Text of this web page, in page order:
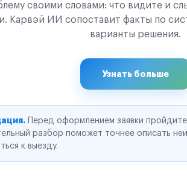
своими словами: что видите и
Карвэй ИИ сопоставит факты по
варианты решения.
Узнать больше
Перед оформлением заявки
разбор поможет точнее описать
к выезду.